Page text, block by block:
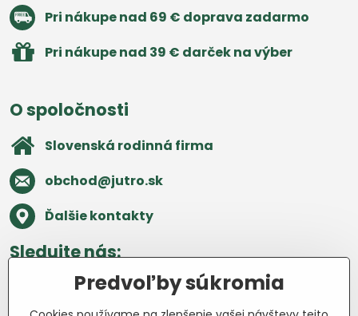
Pri nákupe nad 69 € doprava zadarmo
Pri nákupe nad 39 € darček na výber
O spoločnosti
Slovenská rodinná firma
obchod​@jutro​.sk
Ďalšie kontakty
Sledujte nás:
Facebook Pinterest Instagram Blog
Predvoľby súkromia